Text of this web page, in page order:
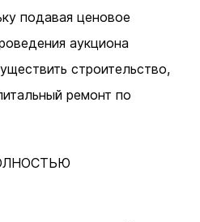
подавая ценовое
аукциона
строительство,
ремонт по